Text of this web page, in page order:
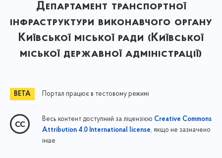
Департамент транспортної
інфраструктури виконавчого органу
Київської міської ради (Київської
міської державної адміністрації)
Портал працює в тестовому режимі
Весь контент доступний за ліцензією Creative Commons
Attribution 4.0 International license, якщо не зазначено
інше